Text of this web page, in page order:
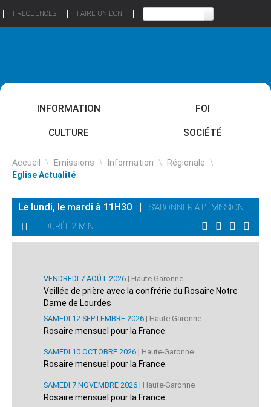
FRÉQUENCES FAIRE UN DON
INFORMATION FOI
CULTURE SOCIÉTÉ
Accueil \ Emissions \ Information \ Régionale \
Eglise Actualité
Le lundi, le mardi à 11H30
S'ABONNER À L'ÉMISSION
DURÉE 2 MIN
VENDREDI 7 AOÛT 2026 | Haute-Garonne
Veillée de prière avec la confrérie du Rosaire Notre
Dame de Lourdes
SAMEDI 12 SEPTEMBRE 2026 | Haute-Garonne
Rosaire mensuel pour la France.
SAMEDI 10 OCTOBRE 2026 | Haute-Garonne
Rosaire mensuel pour la France.
SAMEDI 7 NOVEMBRE 2026 | Haute-Garonne
Rosaire mensuel pour la France.